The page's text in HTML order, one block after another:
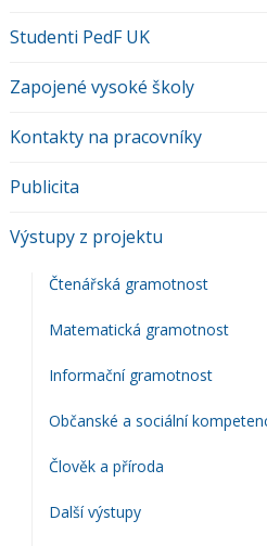
Studenti PedF UK
Zapojené vysoké školy
Kontakty na pracovníky
Publicita
Výstupy z projektu
Čtenářská gramotnost
Matematická gramotnost
Informační gramotnost
Občanské a sociální
Člověk a příroda
Další výstupy